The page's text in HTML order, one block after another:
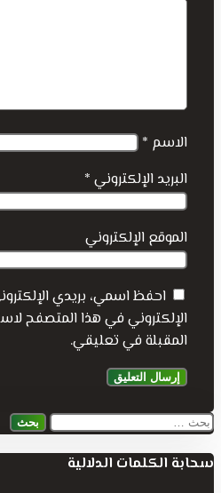
الاسم *
البريد الإلكتروني *
الموقع الإلكتروني
احفظ اسمي، بريدي
الإلكتروني في هذا المتصفح
المقبلة في تعليقي.
البحث
سحابة الكلمات الدلالية